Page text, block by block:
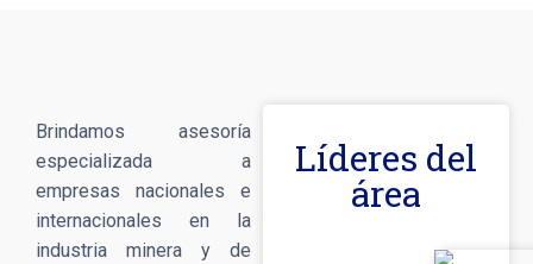
Brindamos asesoría
especializada a
empresas nacionales e
internacionales en la
industria minera y de
Líderes del
área